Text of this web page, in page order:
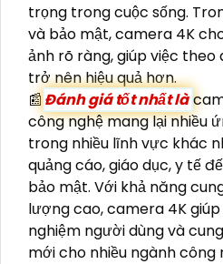
trọng trong cuộc sống.
và bảo mật, camera 4K
ảnh rõ ràng, giúp việc theo
trở nên hiệu quả hơn.
📰 Đánh giá tốt nhất là
công nghệ mang lại nhiều
trong nhiều lĩnh vực khác
quảng cáo, giáo dục, y tế
bảo mật. Với khả năng
lượng cao, camera 4K
nghiệm người dùng và
mới cho nhiều ngành công